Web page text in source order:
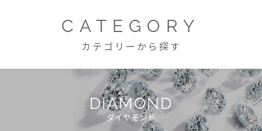
CATEGORY
カテゴリーから探す
DIAMOND
ダイヤモンド